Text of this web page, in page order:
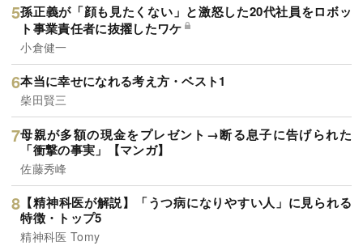
孫正義が「顔も見たくない」と激怒した20代社員をロボッ
ト事業責任者に抜擢したワケ
小倉健一
本当に幸せになれる考え方・ベスト1
柴田賢三
母親が多額の現金をプレゼント→断る息子に告げられた
「衝撃の事実」【マンガ】
佐藤秀峰
【精神科医が解説】「うつ病になりやすい人」に見られる
特徴・トップ5
精神科医 Tomy